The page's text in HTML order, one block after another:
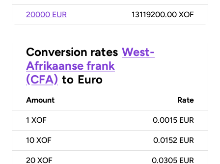
20000 EUR 13119200.00 XOF
Conversion rates West-
Afrikaanse frank
(CFA) to Euro
Amount Rate
1 XOF 0.0015 EUR
10 XOF 0.0152 EUR
20 XOF 0.0305 EUR